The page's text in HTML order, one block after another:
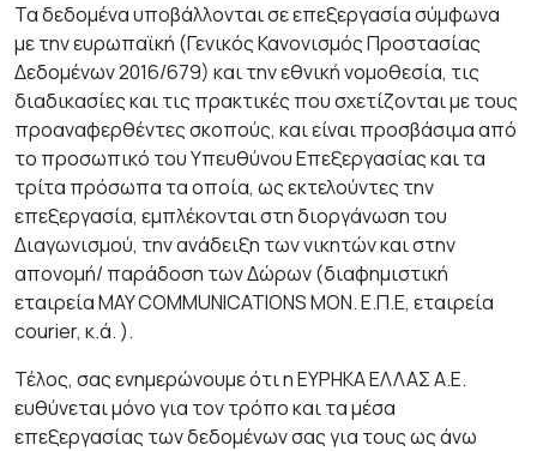
Τα δεδομένα υποβάλλονται σε επεξεργασία σύμφωνα
με την ευρωπαϊκή (Γενικός Κανο­νισμός Προστασίας
Δεδομένων 2016/679) και την εθνική νομοθεσία, τις
διαδικασίες και τις πρακτικές που σχετίζονται με τους
προαναφερθέντες σκοπούς, και είναι προσβάσιμα από
το προσωπικό του Υπευθύνου Επεξεργασίας και τα
τρίτα πρόσωπα τα οποία, ως εκτελούντες την
επεξεργασία, εμπλέκονται στη διοργάνωση του
Διαγωνισμού, την ανάδειξη των νικητών και στην
απονομή/ παράδοση των Δώρων (διαφημιστική
εταιρεία MAY COMMUNICATIONS ΜΟΝ. Ε.Π.Ε, εταιρεία
courier, κ.ά. ).
Τέλος, σας ενημερώνουμε ότι η ΕΥΡΗΚΑ ΕΛΛΑΣ Α.Ε.
ευθύνεται μόνο για τον τρόπο και τα μέσα
επεξεργασίας των δεδομένων σας για τους ως άνω